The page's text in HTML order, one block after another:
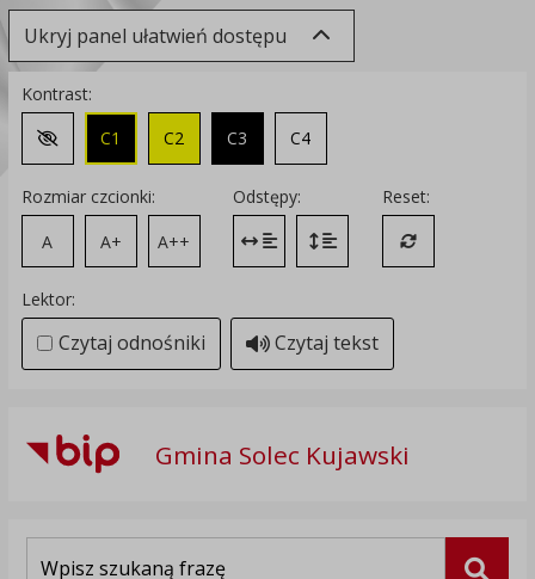
Ukryj panel ułatwień dostępu
Kontrast:
Zmień kontrast na domyślny
C1 C2 C3 C4
Rozmiar czcionki:
A
A+ A++
Odstępy:
Zmień odstęp między literami
Zmień interlinię i margines
Reset:
Przywróć
Lektor:
Czytaj odnośniki Czytaj tekst
Gmina Solec Kujawski